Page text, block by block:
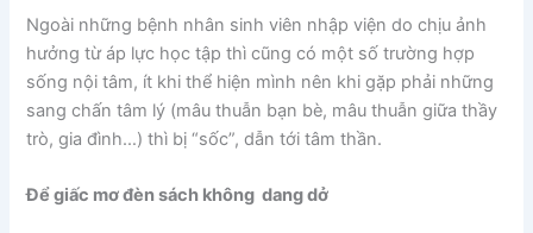
Ngoài những bệnh nhân sinh viên nhập viện do chịu ảnh
hưởng từ áp lực học tập thì cũng có một số trường hợp
sống nội tâm, ít khi thể hiện mình nên khi gặp phải những
sang chấn tâm lý (mâu thuẫn bạn bè, mâu thuẫn giữa thầy
trò, gia đình…) thì bị “sốc”, dẫn tới tâm thần.
Để giấc mơ đèn sách không dang dở